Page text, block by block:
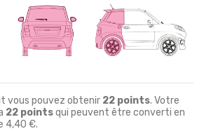
vous pouvez obtenir 22 points. Votre
22 pointsqui peuvent être converti en
4,40 €.